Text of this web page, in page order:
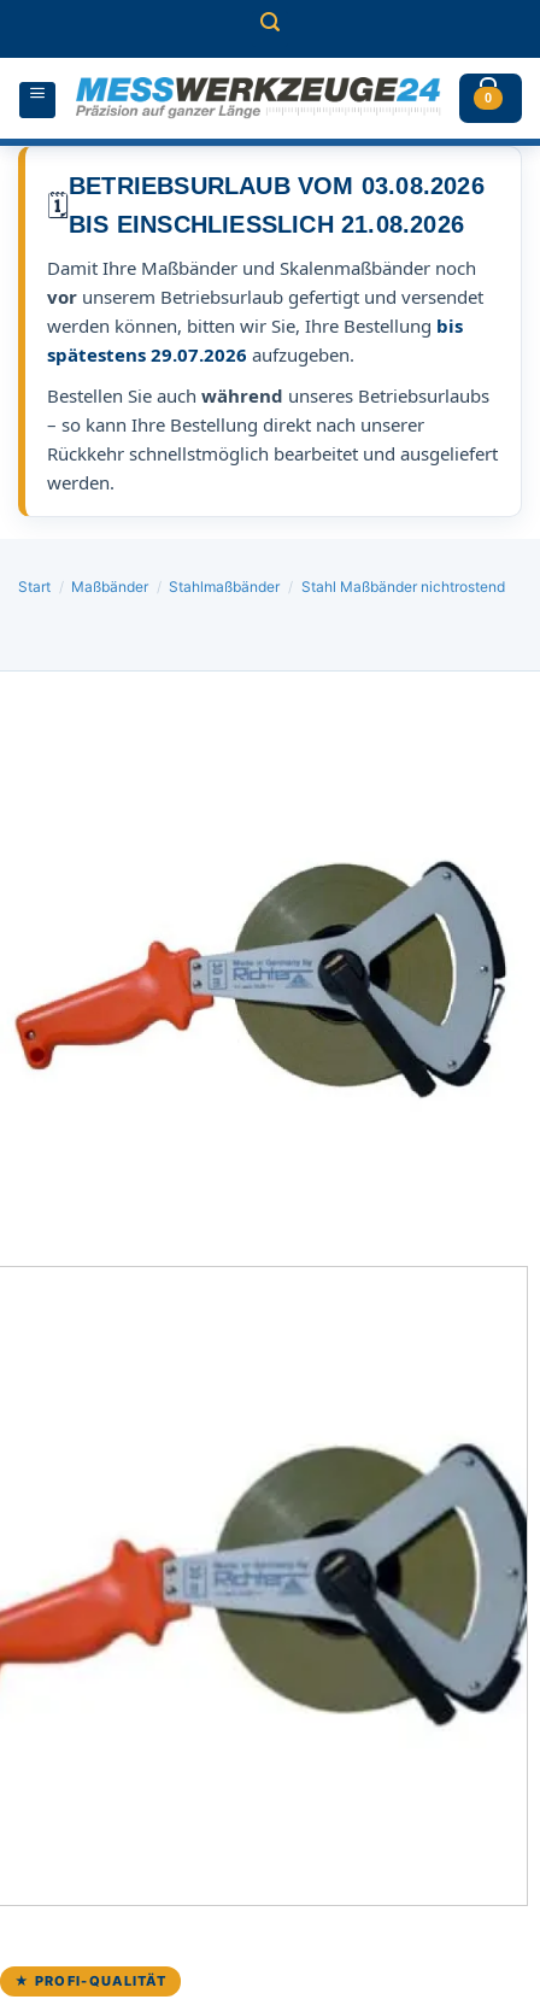
0
🗓️
BETRIEBSURLAUB VOM 03.08.2026
BIS EINSCHLIESSLICH 21.08.2026
Damit Ihre Maßbänder und Skalenmaßbänder noch
vor unserem Betriebsurlaub gefertigt und versendet
werden können, bitten wir Sie, Ihre Bestellung bis
spätestens 29.07.2026 aufzugeben.
Bestellen Sie auch während unseres Betriebsurlaubs
– so kann Ihre Bestellung direkt nach unserer
Rückkehr schnellstmöglich bearbeitet und ausgeliefert
werden.
Start / Maßbänder / Stahlmaßbänder / Stahl Maßbänder nichtrostend
★ PROFI-QUALITÄT